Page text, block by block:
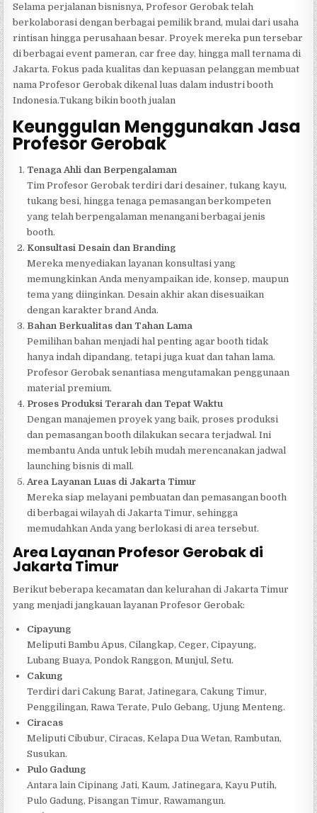
Selama perjalanan bisnisnya, Profesor Gerobak telah
berkolaborasi dengan berbagai pemilik brand, mulai dari usaha
rintisan hingga perusahaan besar. Proyek mereka pun tersebar
di berbagai event pameran, car free day, hingga mall ternama di
Jakarta. Fokus pada kualitas dan kepuasan pelanggan membuat
nama Profesor Gerobak dikenal luas dalam industri booth
Indonesia.Tukang bikin booth jualan
Keunggulan Menggunakan Jasa
Profesor Gerobak
Tenaga Ahli dan Berpengalaman
Tim Profesor Gerobak terdiri dari desainer, tukang kayu,
tukang besi, hingga tenaga pemasangan berkompeten
yang telah berpengalaman menangani berbagai jenis
booth.
Konsultasi Desain dan Branding
Mereka menyediakan layanan konsultasi yang
memungkinkan Anda menyampaikan ide, konsep, maupun
tema yang diinginkan. Desain akhir akan disesuaikan
dengan karakter brand Anda.
Bahan Berkualitas dan Tahan Lama
Pemilihan bahan menjadi hal penting agar booth tidak
hanya indah dipandang, tetapi juga kuat dan tahan lama.
Profesor Gerobak senantiasa mengutamakan penggunaan
material premium.
Proses Produksi Terarah dan Tepat Waktu
Dengan manajemen proyek yang baik, proses produksi
dan pemasangan booth dilakukan secara terjadwal. Ini
membantu Anda untuk lebih mudah merencanakan jadwal
launching bisnis di mall.
Area Layanan Luas di Jakarta Timur
Mereka siap melayani pembuatan dan pemasangan booth
di berbagai wilayah di Jakarta Timur, sehingga
memudahkan Anda yang berlokasi di area tersebut.
Area Layanan Profesor Gerobak di
Jakarta Timur
Berikut beberapa kecamatan dan kelurahan di Jakarta Timur
yang menjadi jangkauan layanan Profesor Gerobak:
Cipayung
Meliputi Bambu Apus, Cilangkap, Ceger, Cipayung,
Lubang Buaya, Pondok Ranggon, Munjul, Setu.
Cakung
Terdiri dari Cakung Barat, Jatinegara, Cakung Timur,
Penggilingan, Rawa Terate, Pulo Gebang, Ujung Menteng.
Ciracas
Meliputi Cibubur, Ciracas, Kelapa Dua Wetan, Rambutan,
Susukan.
Pulo Gadung
Antara lain Cipinang Jati, Kaum, Jatinegara, Kayu Putih,
Pulo Gadung, Pisangan Timur, Rawamangun.